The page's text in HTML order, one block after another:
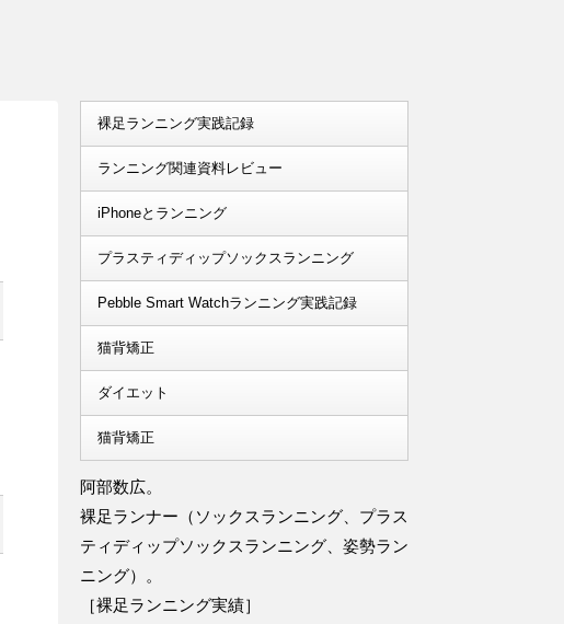
裸足ランニング実践記録
ランニング関連資料レビュー
iPhoneとランニング
プラスティディップソックスランニング
Pebble Smart Watchランニング実践記録
猫背矯正
ダイエット
猫背矯正
阿部数広。
裸足ランナー（ソックスランニング、プラス
ティディップソックスランニング、姿勢ラン
ニング）。
［裸足ランニング実績］